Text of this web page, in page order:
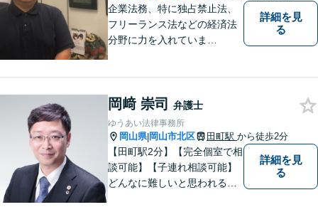
しております。
企業法務、特に独占禁止法、
フリーランス法などの経済法
分野に力を入れていま
詳細を見
る
岡﨑 崇司 弁護士
ゆうあい法律事務所
岡山県|岡山市北区 田町駅 から徒歩2分
【田町駅2分】【完全個室で相
談可能】【子連れ相談可能】
どんなに難しいと思われる案
詳細を見
る